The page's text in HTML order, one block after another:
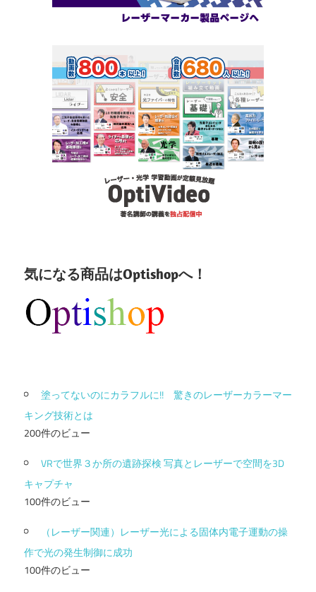
気になる商品はOptishopへ！
塗ってないのにカラフルに!! 驚きのレーザーカラーマー
キング技術とは
200件のビュー
VRで世界３か所の遺跡探検 写真とレーザーで空間を3D
キャプチャ
100件のビュー
（レーザー関連）レーザー光による固体内電子運動の操
作で光の発生制御に成功
100件のビュー